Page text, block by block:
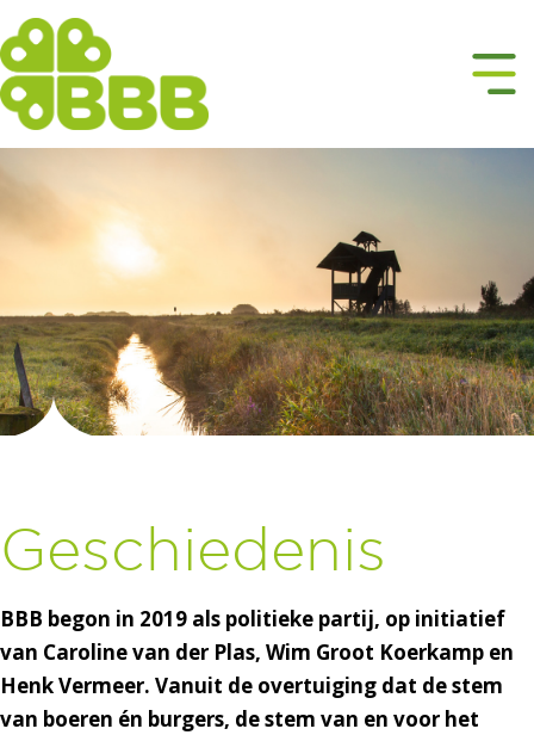
Geschiedenis
BBB begon in 2019 als politieke partij, op initiatief
van Caroline van der Plas, Wim Groot Koerkamp en
Henk Vermeer. Vanuit de overtuiging dat de stem
van boeren én burgers, de stem van en voor het